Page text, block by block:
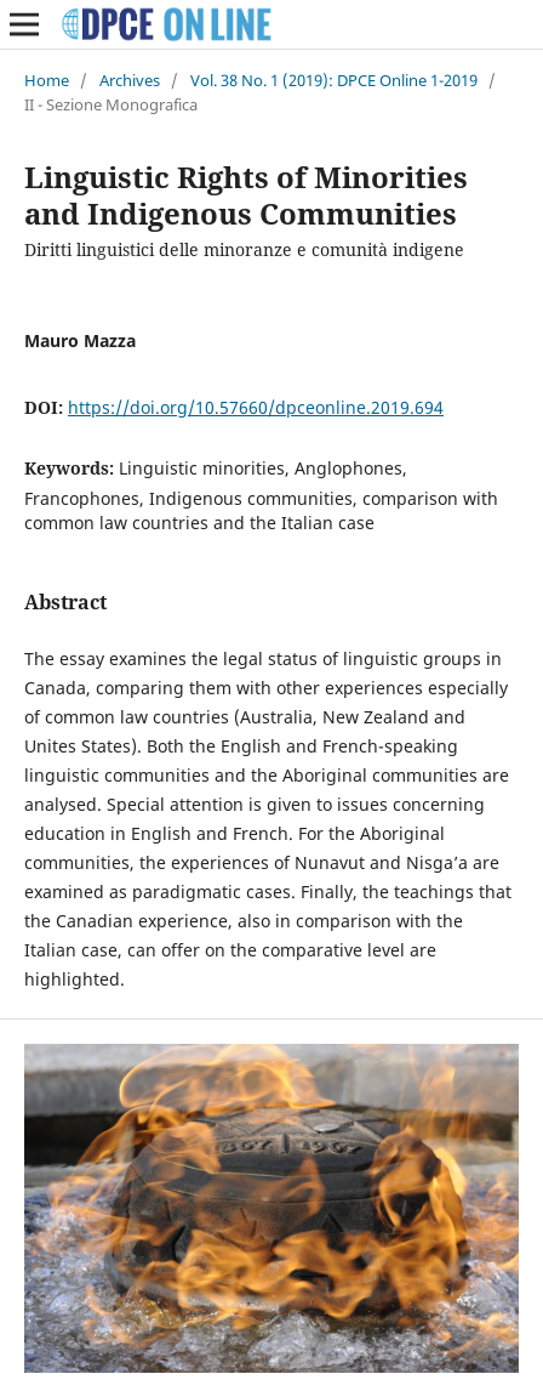
Home / Archives / Vol. 38 No. 1 (2019): DPCE Online 1-2019 /
II - Sezione Monografica
Linguistic Rights of Minorities
and Indigenous Communities
Diritti linguistici delle minoranze e comunità indigene
Mauro Mazza
DOI: https://doi.org/10.57660/dpceonline.2019.694
Keywords: Linguistic minorities, Anglophones,
Francophones, Indigenous communities, comparison with
common law countries and the Italian case
Abstract
The essay examines the legal status of linguistic groups in
Canada, comparing them with other experiences especially
of common law countries (Australia, New Zealand and
Unites States). Both the English and French-speaking
linguistic communities and the Aboriginal communities are
analysed. Special attention is given to issues concerning
education in English and French. For the Aboriginal
communities, the experiences of Nunavut and Nisga’a are
examined as paradigmatic cases. Finally, the teachings that
the Canadian experience, also in comparison with the
Italian case, can offer on the comparative level are
highlighted.